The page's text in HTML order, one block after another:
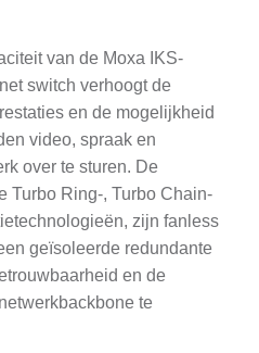
van de Moxa IKS-
switch verhoogt de
en de mogelijkheid
video, spraak en
over te sturen. De
Turbo Ring-, Turbo Chain-
zijn fanless
geïsoleerde redundante
en de
te